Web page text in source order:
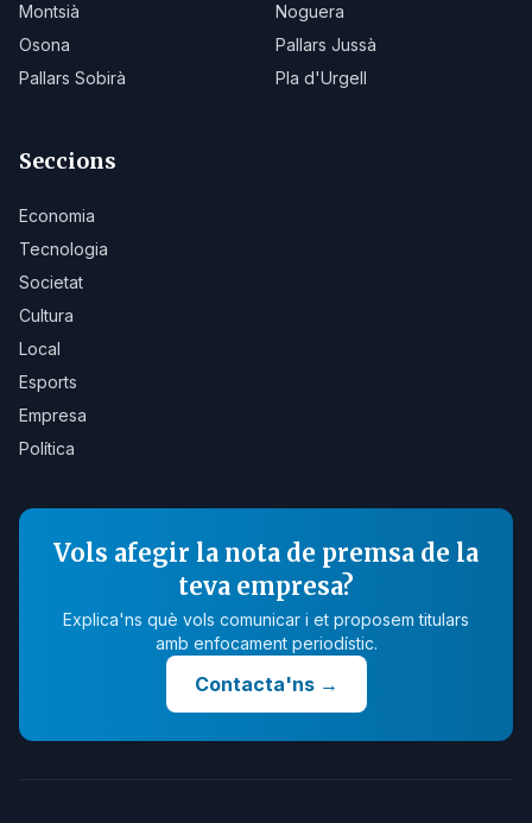
Montsià
Noguera
Osona
Pallars Jussà
Pallars Sobirà
Pla d'Urgell
Seccions
Economia
Tecnologia
Societat
Cultura
Local
Esports
Empresa
Política
Vols afegir la nota de premsa de la
teva empresa?
Explica'ns què vols comunicar i et proposem titulars
amb enfocament periodístic.
Contacta'ns→